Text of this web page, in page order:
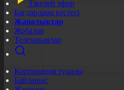
Тікелей эфир
Бағдарлама кестесі
Жаңалықтар
Жобалар
Телехикаялар
Корпорация туралы
Байланыс